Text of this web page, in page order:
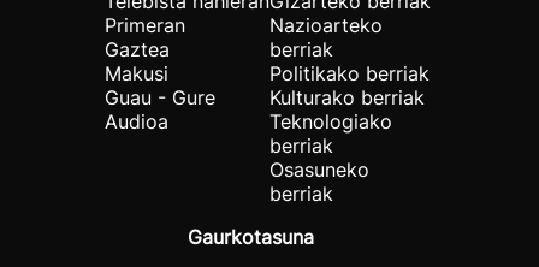
Primeran
Gaztea
Makusi
Guau - Gure
Audioa
Nazioarteko
berriak
Politikako berriak
Kulturako berriak
Teknologiako
berriak
Osasuneko
berriak
Gaurkotasuna